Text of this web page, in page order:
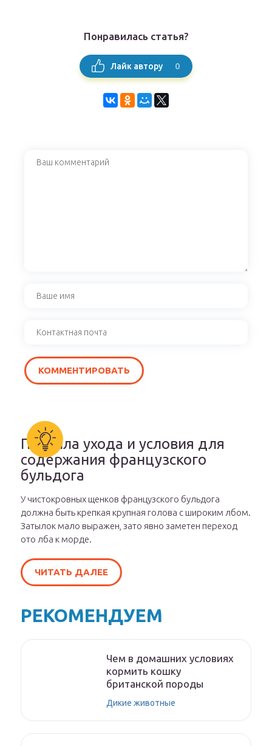
Понравилась статья?
Лайк автору 0
Правила ухода и условия для
содержания французского
бульдога
У чистокровных щенков французского бульдога
должна быть крепкая крупная голова с широким лбом.
Затылок мало выражен, зато явно заметен переход
ото лба к морде.
ЧИТАТЬ ДАЛЕЕ
РЕКОМЕНДУЕМ
Чем в домашних условиях
кормить кошку
британской породы
Дикие животные